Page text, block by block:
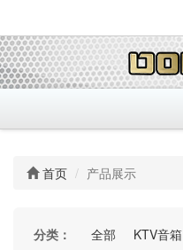
首页 产品展示
分类： 全部 KTV音箱